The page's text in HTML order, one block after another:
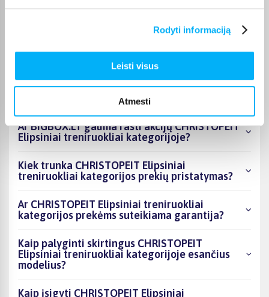
Rodyti informaciją
Leisti visus
Atmesti
Kokie CHRISTOPEIT Elipsiniai treniruokliai
kategorijoje esantys produktai šiuo metu
treniruokliai kategorijos asortimente ir kokia
Ar BIGBOX.LT galima rasti akcijų CHRISTOPEIT
Elipsiniai treniruokliai kategorijoje?
Kiek trunka CHRISTOPEIT Elipsiniai
treniruokliai kategorijos prekių pristatymas?
Ar CHRISTOPEIT Elipsiniai treniruokliai
kategorijos prekėms suteikiama garantija?
Kaip palyginti skirtingus CHRISTOPEIT
Elipsiniai treniruokliai kategorijoje esančius
modelius?
Kaip įsigyti CHRISTOPEIT Elipsiniai